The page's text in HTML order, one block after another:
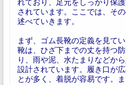
されています。ここでは、そ
述べていきます。
まず、ゴム長靴の定義を見て
靴は、ひざ下までの丈を持つ
り、雨や泥、水たまりなどか
設計されています。履き口が
とが多く、着脱が容易です。